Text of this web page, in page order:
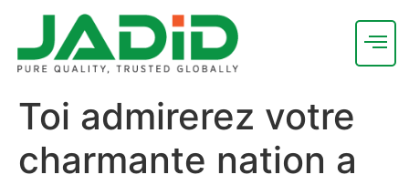
Toi admirerez votre
charmante nation a